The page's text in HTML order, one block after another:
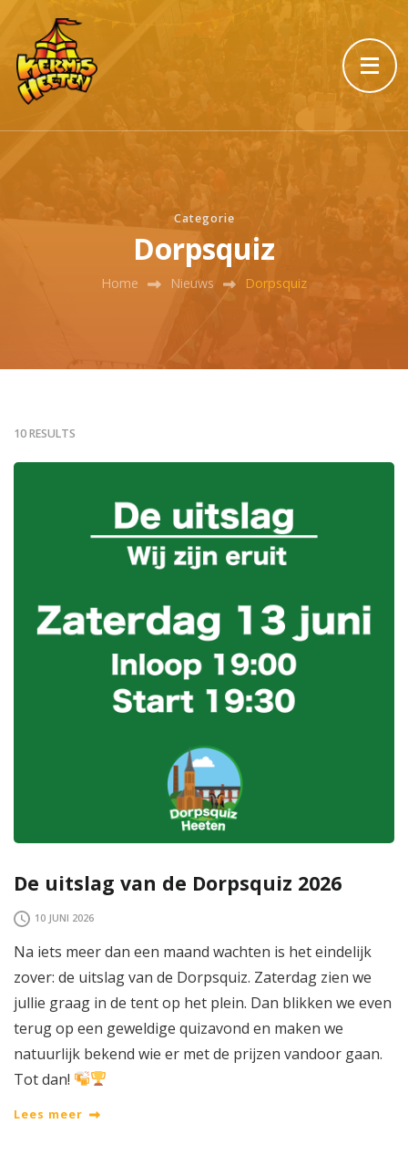
Categorie
Dorpsquiz
Home Nieuws Dorpsquiz
10 RESULTS
De uitslag van de Dorpsquiz 2026
10 JUNI 2026
Na iets meer dan een maand wachten is het eindelijk
zover: de uitslag van de Dorpsquiz. Zaterdag zien we
jullie graag in de tent op het plein. Dan blikken we even
terug op een geweldige quizavond en maken we
natuurlijk bekend wie er met de prijzen vandoor gaan.
Tot dan!
Lees meer